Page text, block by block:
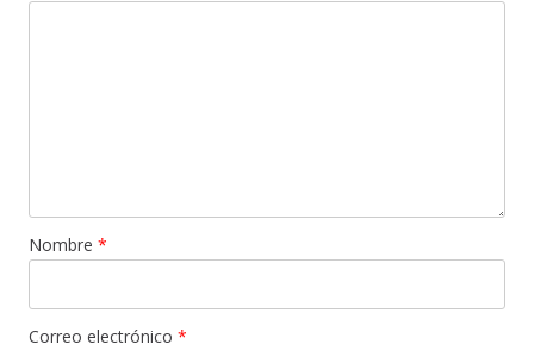
Nombre *
Correo electrónico *